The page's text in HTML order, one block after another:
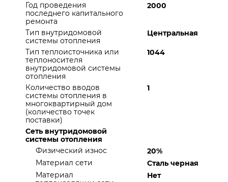
Год проведения
последнего капитального
ремонта
2000
Тип внутридомовой
системы отопления
Центральная
Тип теплоисточника или
теплоносителя
внутридомовой системы
отопления
1044
Количество вводов
системы отопления в
многоквартирный дом
(количество точек
поставки)
1
Сеть внутридомовой
системы отопления
Физический износ
20%
Материал сети
Сталь черная
Материал
Нет